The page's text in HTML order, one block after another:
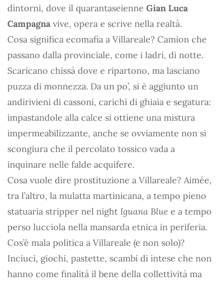
dintorni, dove il quarantaseienne Gian Luca
Campagna vive, opera e scrive nella realtà.
Cosa significa ecomafia a Villareale? Camion che
passano dalla provinciale, come i ladri, di notte.
Scaricano chissà dove e ripartono, ma lasciano
puzza di monnezza. Da un po’, si è aggiunto un
andirivieni di cassoni, carichi di ghiaia e segatura:
impastandole alla calce si ottiene una mistura
impermeabilizzante, anche se ovviamente non si
scongiura che il percolato tossico vada a
inquinare nelle falde acquifere.
Cosa vuole dire prostituzione a Villareale? Aimée,
tra l’altro, la mulatta martinicana, a tempo pieno
statuaria stripper nel night Iguana Blue e a tempo
perso lucciola nella mansarda etnica in periferia.
Cos’è mala politica a Villareale (e non solo)?
Inciuci, giochi, pastette, scambi di intese che non
hanno come finalità il bene della collettività ma